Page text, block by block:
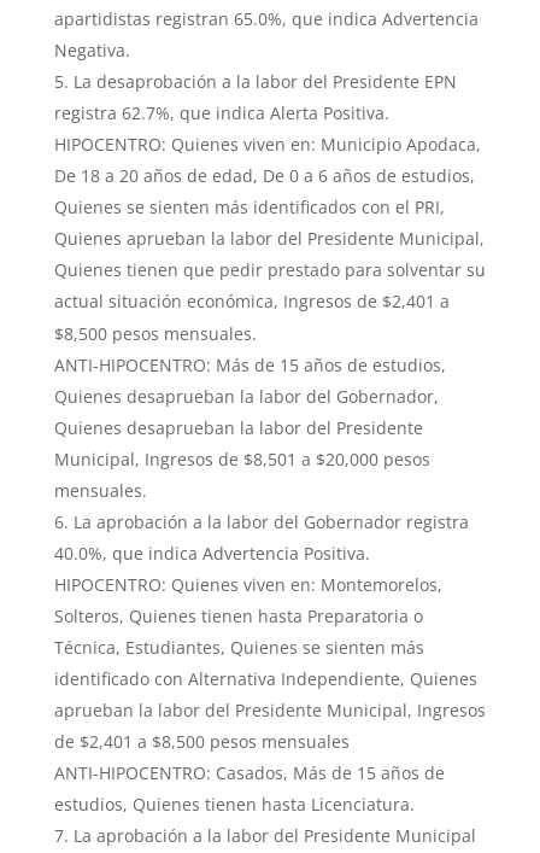
apartidistas registran 65.0%, que indica Advertencia
Negativa.
La desaprobación a la labor del Presidente EPN
registra 62.7%, que indica Alerta Positiva.
HIPOCENTRO: Quienes viven en: Municipio Apodaca,
De 18 a 20 años de edad, De 0 a 6 años de estudios,
Quienes se sienten más identificados con el PRI,
Quienes aprueban la labor del Presidente Municipal,
Quienes tienen que pedir prestado para solventar su
actual situación económica, Ingresos de $2,401 a
$8,500 pesos mensuales.
ANTI-HIPOCENTRO: Más de 15 años de estudios,
Quienes desaprueban la labor del Gobernador,
Quienes desaprueban la labor del Presidente
Municipal, Ingresos de $8,501 a $20,000 pesos
mensuales.
La aprobación a la labor del Gobernador registra
40.0%, que indica Advertencia Positiva.
HIPOCENTRO: Quienes viven en: Montemorelos,
Solteros, Quienes tienen hasta Preparatoria o
Técnica, Estudiantes, Quienes se sienten más
identificado con Alternativa Independiente, Quienes
aprueban la labor del Presidente Municipal, Ingresos
de $2,401 a $8,500 pesos mensuales
ANTI-HIPOCENTRO: Casados, Más de 15 años de
estudios, Quienes tienen hasta Licenciatura.
La aprobación a la labor del Presidente Municipal